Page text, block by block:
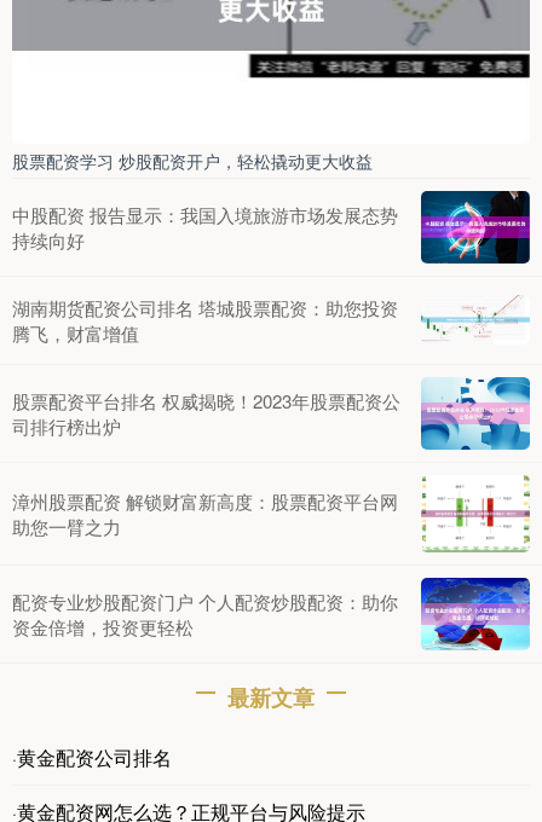
股票配资学习 炒股配资开户，轻松撬动更大收益
中股配资 报告显示：我国入境旅游市场发展态势
持续向好
湖南期货配资公司排名 塔城股票配资：助您投资
腾飞，财富增值
股票配资平台排名 权威揭晓！2023年股票配资公
司排行榜出炉
漳州股票配资 解锁财富新高度：股票配资平台网
助您一臂之力
配资专业炒股配资门户 个人配资炒股配资：助你
资金倍增，投资更轻松
最新文章
·黄金配资公司排名
·黄金配资网怎么选？正规平台与风险提示